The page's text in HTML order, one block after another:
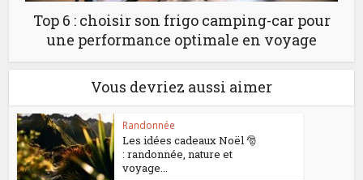
Top 6 : choisir son frigo camping-car pour
une performance optimale en voyage
Vous devriez aussi aimer
Randonnée
Les idées cadeaux Noël 🎅
: randonnée, nature et
voyage...